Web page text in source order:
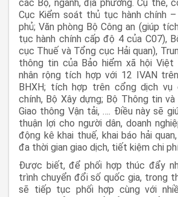
các Bộ, ngành, địa phương. Cụ thể,
Cục Kiểm soát thủ tục hành chính –
phủ; Văn phòng Bộ Công an (giúp
tục hành chính cấp độ 4 của C07),
cục Thuế và Tổng cục Hải quan),
thông tin của Bảo hiểm xã hội Việt
nhân rộng tích hợp với 12 IVAN
BHXH; tích hợp trên cổng dịch vụ
chính, Bộ Xây dựng; Bộ Thông tin
Giao thông Vận tải, …. Điều này sẽ
thuận lợi cho người dân, doanh
động kê khai thuế, khai báo hải
đa thời gian giao dịch, tiết kiệm chi
Được biết, để phối hợp thúc đẩy
trình chuyển đổi số quốc gia, trong
sẽ tiếp tục phối hợp cùng với